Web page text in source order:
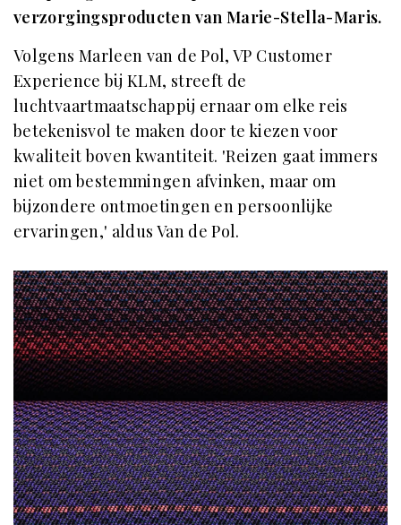
verzorgingsproducten van Marie-Stella-Maris.
Volgens Marleen van de Pol, VP Customer
Experience bij KLM, streeft de
luchtvaartmaatschappij ernaar om elke reis
betekenisvol te maken door te kiezen voor
kwaliteit boven kwantiteit. 'Reizen gaat immers
niet om bestemmingen afvinken, maar om
bijzondere ontmoetingen en persoonlijke
ervaringen,' aldus Van de Pol.